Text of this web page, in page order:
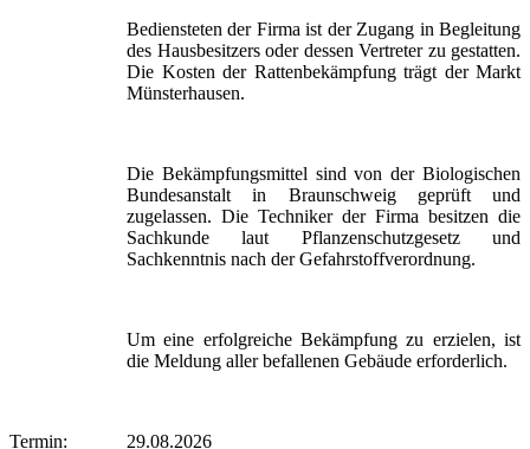
Bediensteten der Firma ist der Zugang in Begleitung
des Hausbesitzers oder dessen Vertreter zu gestatten.
Die Kosten der Rattenbekämpfung trägt der Markt
Münsterhausen.
Die Bekämpfungsmittel sind von der Biologischen
Bundesanstalt in Braunschweig geprüft und
zugelassen. Die Techniker der Firma besitzen die
Sachkunde laut Pflanzenschutzgesetz und
Sachkenntnis nach der Gefahrstoffverordnung.
Um eine erfolgreiche Bekämpfung zu erzielen, ist
die Meldung aller befallenen Gebäude erforderlich.
Termin:
29.08.2026